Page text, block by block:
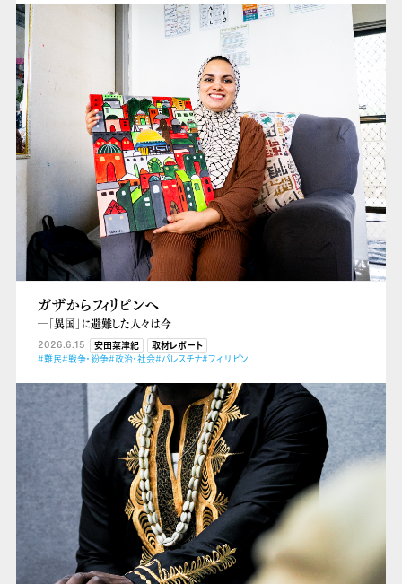
ガザからフィリピンへ
―「異国」に避難した人々は今
2026.6.15 安田菜津紀
取材レポート
#難民#戦争・紛争#政治・社会#パレスチナ#フィリピン